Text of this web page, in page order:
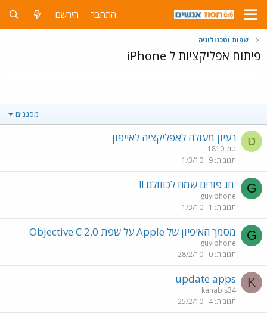
התחבר הירשם
שפות וטכנולוגיה
פיתוח אפליקציות ל iPhone
מסננים
ט רעיון מעולה לאפליקציה לאייפון
טולי1810
תגובות 9
1/3/10
G חג פורים שמח לכווולם !!
guyiphone
תגובות 1
1/3/10
G מסמך האיפיון של Apple על שפת Objective C 2.0
guyiphone
תגובות 0
28/2/10
K
update apps
kanabis34
תגובות 4
25/2/10